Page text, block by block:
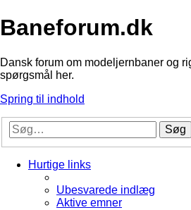
Baneforum.dk
Dansk forum om modeljernbaner og
spørgsmål her.
Spring til indhold
Søg
Hurtige links
Ubesvarede indlæg
Aktive emner